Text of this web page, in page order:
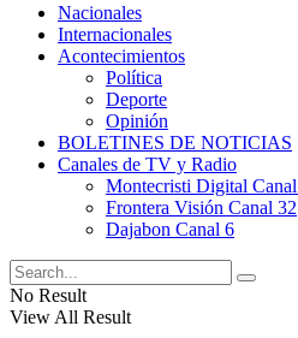
Nacionales
Internacionales
Acontecimientos
Política
Deporte
Opinión
BOLETINES DE NOTICIAS
Canales de TV y Radio
Montecristi Digital
Frontera Visión Canal 32
Dajabon Canal 6
No Result
View All Result